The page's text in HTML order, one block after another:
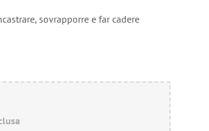
sovrapporre e far cadere